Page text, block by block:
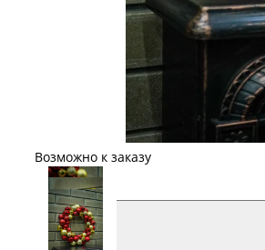
Возможно к заказу